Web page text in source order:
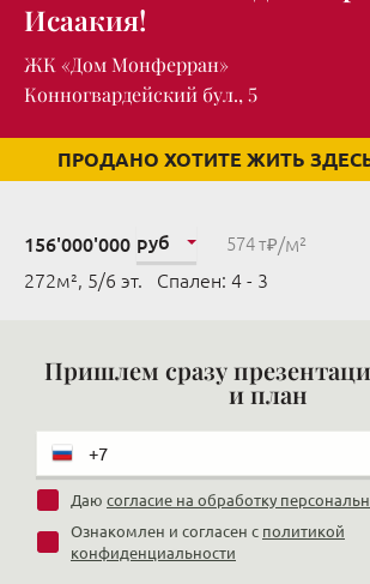
Исаакия!
ЖК «Дом Монферран»
Конногвардейский бул., 5
ПРОДАНО ХОТИТЕ ЖИТЬ
156'000'000 руб 574 т₽/м²
272м², 5/6 эт. Cпален: 4 - 3
Пришлем сразу
и план
Даю согласие на обработку
Ознакомлен и согласен с политикой
конфиденциальности